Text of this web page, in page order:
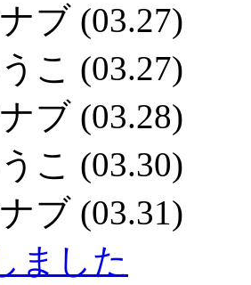
ブ (03.27)
こ (03.27)
ブ (03.28)
こ (03.30)
ブ (03.31)
ました